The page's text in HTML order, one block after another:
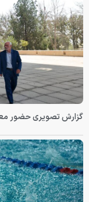
گزارش تصویری حضور